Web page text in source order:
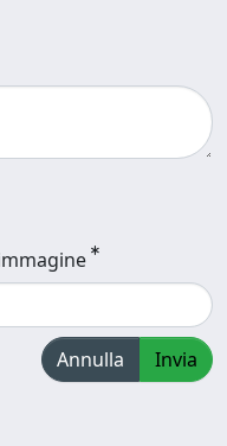
Annulla Invia